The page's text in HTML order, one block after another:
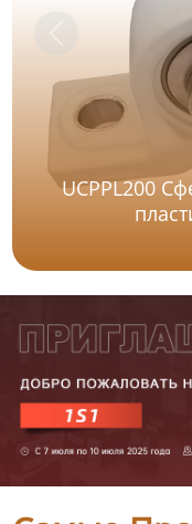
UCPPL200